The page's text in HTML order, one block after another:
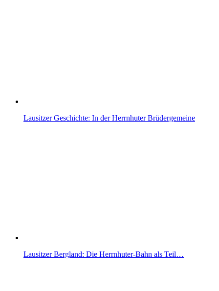
Lausitzer Geschichte: In der Herrnhuter Brüdergemeine
Lausitzer Bergland: Die Herrnhuter-Bahn als Teil…